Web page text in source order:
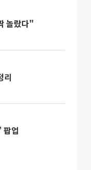
놀랐다"
리
팝업